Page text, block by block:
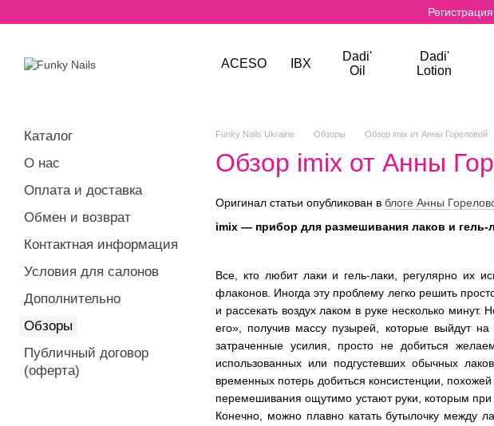
ACESO IBX
Dadi'
Oil
Dadi'
Lotion
Funky Nails Ukraine Обзоры Обзор imix от Анны Гореловой
Обзор imix от Анны
Оригинал статьи опубликован в блоге Анны
imix — прибор для размешивания лаков и гель-
Все, кто любит лаки и гель-лаки, регулярно их
флаконов. Иногда эту проблему легко решить
и рассекать воздух лаком в руке несколько
его», получив массу пузырей, которые выйдут
затраченные усилия, просто не добиться
использованных или подгустевших обычных
временных потерь добиться консистенции,
перемешивания ощутимо устают руки, которым при
Конечно, можно плавно катать бутылочку между
Каталог
О нас
Оплата и доставка
Обмен и возврат
Контактная информация
Условия для салонов
Дополнительно
Обзоры
Публичный договор
(оферта)